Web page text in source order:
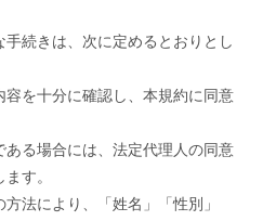
手続きは、次に定めるとおりとし
容を十分に確認し、本規約に同意
ある場合には、法定代理人の同意
す。
法により、「姓名」「性別」